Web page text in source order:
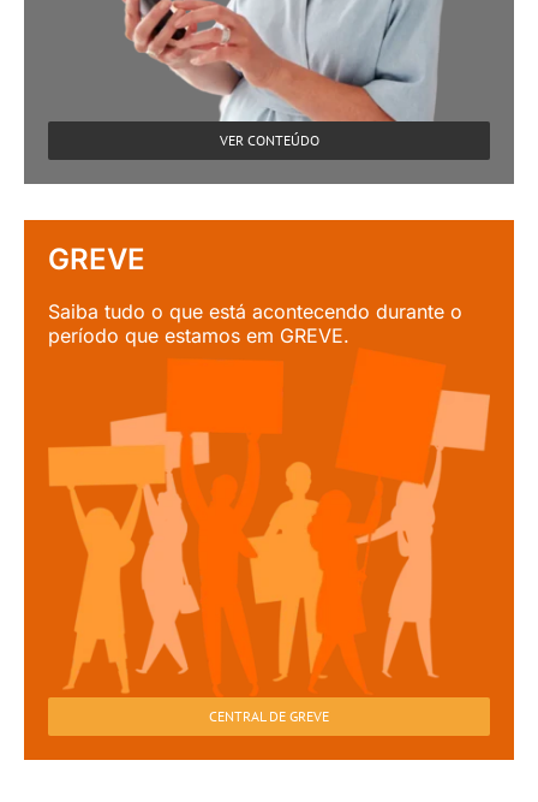
VER CONTEÚDO
GREVE
Saiba tudo o que está acontecendo durante o
período que estamos em GREVE.
CENTRAL DE GREVE